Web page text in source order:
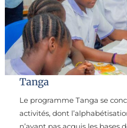
Tanga
Le programme Tanga se
activités, dont